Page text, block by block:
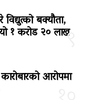
९
बक्यौता,
१ करोड २० लाख
कारोबारको आरोपमा